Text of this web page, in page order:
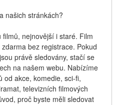
našich stránkách?
nejnovější i staré. Film
bez registrace. Pokud
právě sledovány, stačí se
na našem webu. Nabízíme
od akce, komedie, sci-fi,
televizních filmových
proč byste měli sledovat